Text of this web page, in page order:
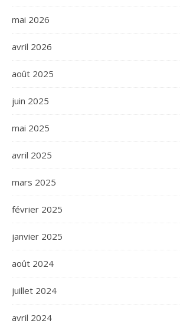
mai 2026
avril 2026
août 2025
juin 2025
mai 2025
avril 2025
mars 2025
février 2025
janvier 2025
août 2024
juillet 2024
avril 2024